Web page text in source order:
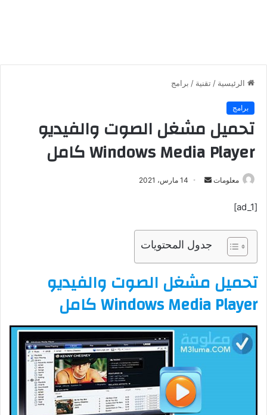
الرئيسية / تقنية / برامج
برامج
تحميل مشغل الصوت والفيديو
Windows Media Player كامل
معلومات
ر
ي
د
إ
ل
ك
ت
14 مارس، 2021
[ad_1]
جدول المحتويات
تحميل مشغل الصوت والفيديو
Windows Media Player كامل